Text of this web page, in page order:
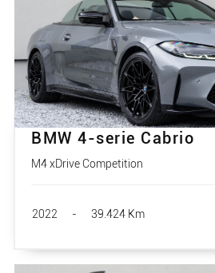
BMW 4-serie Cabrio
M4 xDrive Competition
2022 - 39.424 Km